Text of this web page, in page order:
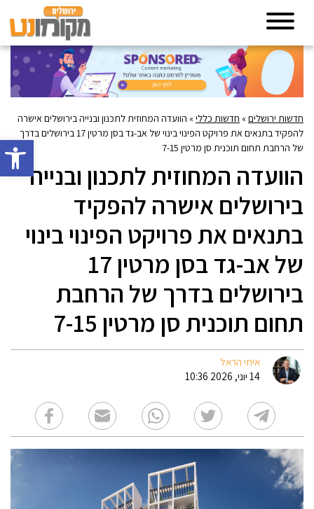
פתח
חדשות ירושלים» חדשות כללי» הוועדה המחוזית לתכנון ובנייה בירושלים אישרה
להפקיד בתנאים את פרויקט הפינוי בינוי של אב-גד בסן מרטין 17 בירושלים בדרך
של הרחבת תחום תוכנית סן מרטין 7-15
הוועדה המחוזית לתכנון ובנייה
בירושלים אישרה להפקיד
בתנאים את פרויקט הפינוי בינוי
של אב-גד בסן מרטין 17
בירושלים בדרך של הרחבת
תחום תוכנית סן מרטין 7-15
איתי הראל
14 יוני, 2026 10:36